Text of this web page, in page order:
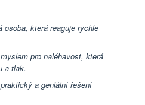
která reaguje rychle
pro naléhavost, která
a tlak.
a geniální řešení